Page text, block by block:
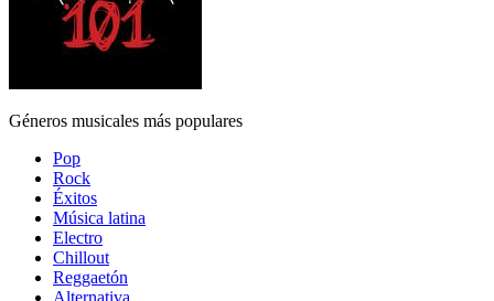
Géneros musicales más populares
Pop
Rock
Éxitos
Música latina
Electro
Chillout
Reggaetón